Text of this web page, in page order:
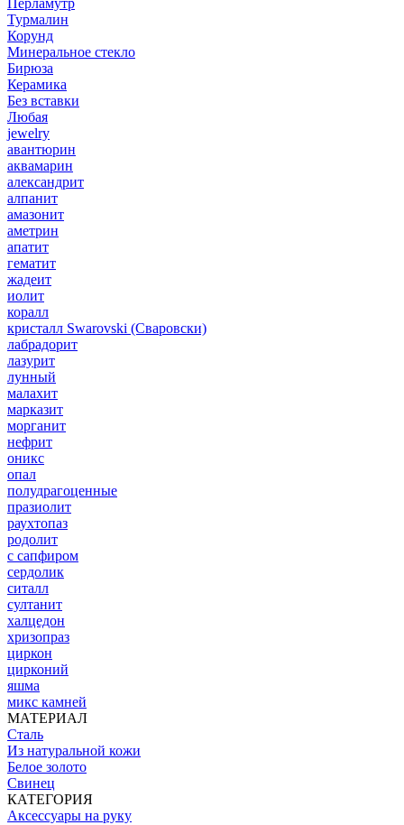
Перламутр
Турмалин
Корунд
Минеральное стекло
Бирюза
Керамика
Без вставки
Любая
jewelry
авантюрин
аквамарин
александрит
алпанит
амазонит
аметрин
апатит
гематит
жадеит
иолит
коралл
кристалл Swarovski (Сваровски)
лабрадорит
лазурит
лунный
малахит
марказит
морганит
нефрит
оникс
опал
полудрагоценные
празиолит
раухтопаз
родолит
с сапфиром
сердолик
ситалл
султанит
халцедон
хризопраз
циркон
цирконий
яшма
микс камней
МАТЕРИАЛ
Сталь
Из натуральной кожи
Белое золото
Свинец
КАТЕГОРИЯ
Аксессуары на руку